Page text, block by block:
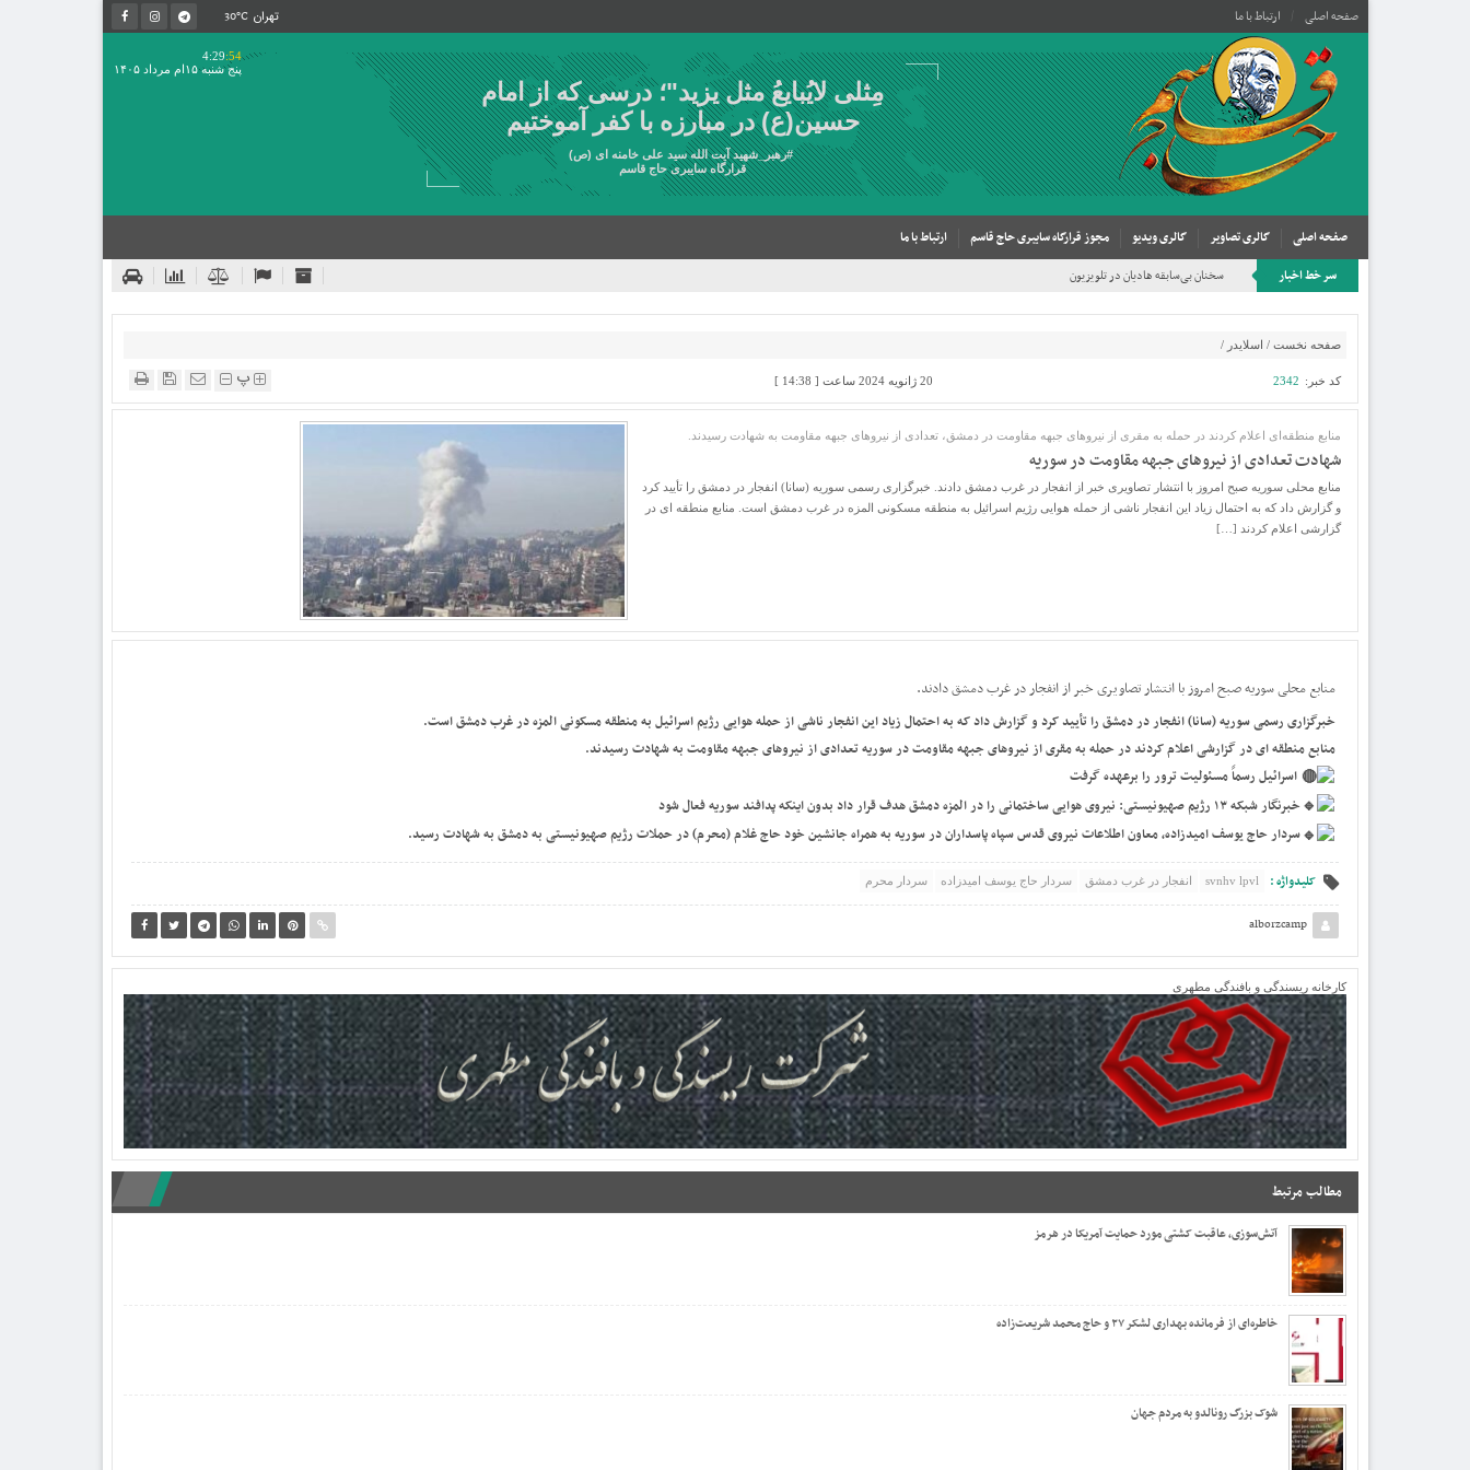
صفحه اصلی ارتباط با ما تهران 30°C
4:29:54
پنج شنبه ۱۵ام مرداد ۱۴۰۵
مِثلی لایُبایعُ مثل یزید"؛ درسی که از امام
حسین(ع) در مبارزه با کفر آموختیم
#رهبر_شهید آیت الله سید علی خامنه ای (ص)
قرارگاه سایبری حاج قاسم
صفحه اصلی گالری تصاویر گالری ویدیو مجوز قرارگاه سایبری حاج قاسم
ارتباط با ما
سر خط اخبار
سخنان بی‌سابقه هادیان در تلویزیون
صفحه نخست / اسلایدر /
کد خبر: 2342 20 ژانویه 2024 ساعت [ 14:38 ] پ
منابع منطقه‌‎ای اعلام کردند در حمله به مقری از نیروهای جبهه مقاومت در دمشق، تعدادی از نیروهای جبهه مقاومت به شهادت رسیدند.
شهادت تعدادی از نیروهای جبهه مقاومت در سوریه
منابع محلی سوریه صبح امروز با انتشار تصاویری خبر از انفجار در غرب دمشق دادند. خبرگزاری رسمی سوریه (سانا) انفجار در دمشق را تأیید کرد
و گزارش داد که به احتمال زیاد این انفجار ناشی از حمله هوایی رژیم اسرائیل به منطقه مسکونی المزه در غرب دمشق است. منابع منطقه ای در
گزارشی اعلام کردند […]
منابع محلی سوریه صبح امروز با انتشار تصاویری خبر از انفجار در غرب دمشق دادند.
خبرگزاری رسمی سوریه (سانا) انفجار در دمشق را تأیید کرد و گزارش داد که به احتمال زیاد این انفجار ناشی از حمله هوایی رژیم اسرائیل به منطقه مسکونی المزه در غرب دمشق است.
منابع منطقه ای در گزارشی اعلام کردند در حمله به مقری از نیروهای جبهه مقاومت در سوریه تعدادی از نیروهای جبهه مقاومت به شهادت رسیدند.
اسرائیل رسماً مسئولیت ترور را برعهده گرفت
‌خبرنگار شبکه ۱۳ رژیم صهیونیستی: نیروی هوایی ساختمانی را در المزه دمشق هدف قرار داد بدون اینکه پدافند سوریه فعال شود
‌سردار حاج یوسف امیدزاده، معاون اطلاعات نیروی قدس سپاه پاسداران در سوریه به همراه جانشین خود حاج غلام (محرم) در حملات رژیم صهیونیستی به دمشق به شهادت رسید.
کلیدواژه : svnhv lpvl انفجار در غرب دمشق ‌سردار حاج یوسف امیدزاده سردار محرم
alborzcamp
کارخانه ریسندگی و بافندگی مطهری
مطالب مرتبط
آتش‌سوزی، عاقبت کشتی مورد حمایت آمریکا در هرمز
خاطره‌ای از فرمانده بهداری لشکر ۲۷ و حاج محمد شریعت‌زاده
شوک بزرگ رونالدو به مردم جهان